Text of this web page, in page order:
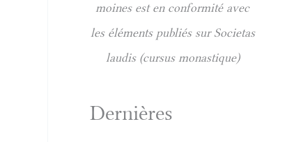
moines est en conformité avec
les éléments publiés sur Societas
laudis (cursus monastique)
Dernières